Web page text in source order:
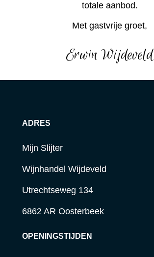
totale aanbod.
Met gastvrije groet,
Erwin Wijdeveld
ADRES
Mijn Slijter
Wijnhandel Wijdeveld
Utrechtseweg 134
6862 AR Oosterbeek
OPENINGSTIJDEN